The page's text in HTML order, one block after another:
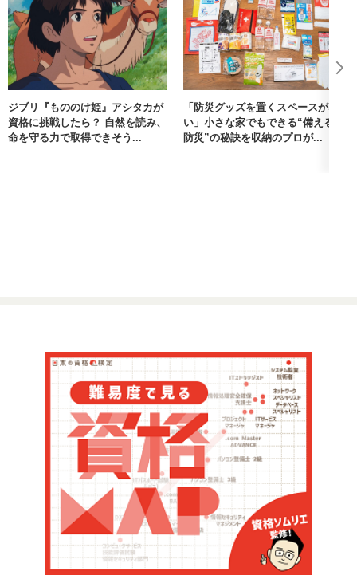
ジブリ『もののけ姫』アシタカが
資格に挑戦したら？ 自然を読み、
命を守る力で取得できそう...
「防災グッズを置くスペースがな
い」小さな家でもできる“備える
防災”の秘訣を収納のプロが...